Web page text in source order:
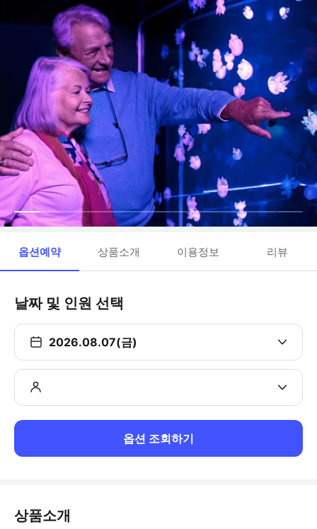
옵션예약 상품소개 이용정보 리뷰
날짜 및 인원 선택
2026.08.07(금)
옵션 조회하기
상품소개